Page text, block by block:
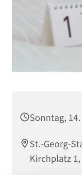
Sonntag,
St.-Georg-
Kirchplatz